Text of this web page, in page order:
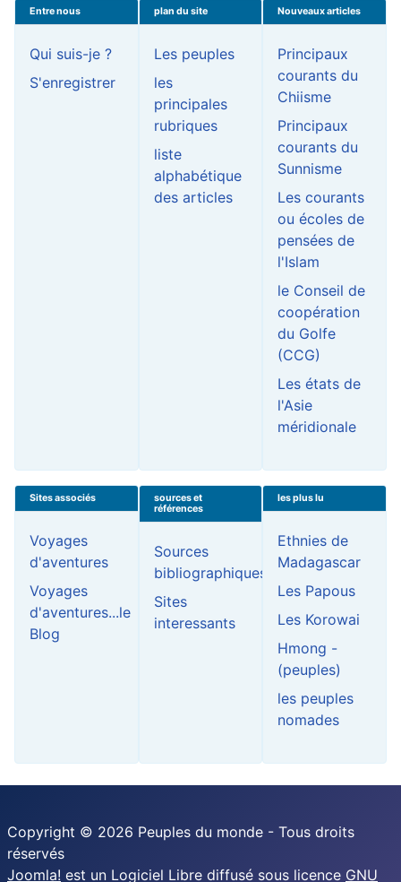
Entre nous
Qui suis-je ?
S'enregistrer
plan du site
Les peuples
les
principales
rubriques
liste
alphabétique
des articles
Nouveaux articles
Principaux
courants du
Chiisme
Principaux
courants du
Sunnisme
Les courants
ou écoles de
pensées de
l'Islam
le Conseil de
coopération
du Golfe
(CCG)
Les états de
l'Asie
méridionale
Sites associés
Voyages
d'aventures
Voyages
d'aventures...le
Blog
sources et
références
Sources
bibliographiques
Sites
interessants
les plus lu
Ethnies de
Madagascar
Les Papous
Les Korowai
Hmong -
(peuples)
les peuples
nomades
Copyright © 2026 Peuples du monde - Tous droits
réservés
Joomla! est un Logiciel Libre diffusé sous licence GNU